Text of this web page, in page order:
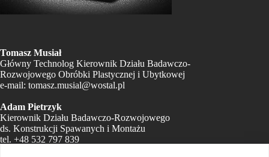
Tomasz Musiał
Główny Technolog Kierownik Działu Badawczo-
Rozwojowego Obróbki Plastycznej i Ubytkowej
e-mail: tomasz.musial@wostal.pl
Adam Pietrzyk
Kierownik Działu Badawczo-Rozwojowego
ds. Konstrukcji Spawanych i Montażu
tel. +48 532 797 839